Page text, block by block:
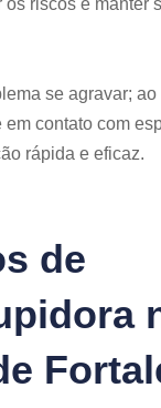
se agravar;
em contato com
rápida e eficaz.
de